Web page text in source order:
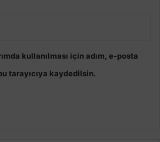
kullanılması için adım, e-posta
tarayıcıya kaydedilsin.